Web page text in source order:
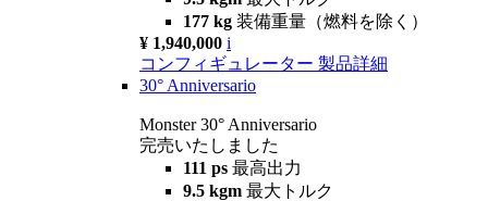
177 kg 装備重量（燃料を除く）
¥ 1,940,000 i
コンフィギュレーター 製品詳細
30° Anniversario
Monster 30° Anniversario
完売いたしました
111 ps 最高出力
9.5 kgm 最大トルク